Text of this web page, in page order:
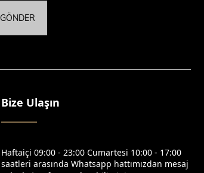
GÖNDER
Bize Ulaşın
Haftaiçi 09:00 - 23:00 Cumartesi 10:00 - 17:00
saatleri arasında Whatsapp hattımızdan mesaj